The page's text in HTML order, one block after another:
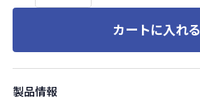
カートに入れる
製品情報